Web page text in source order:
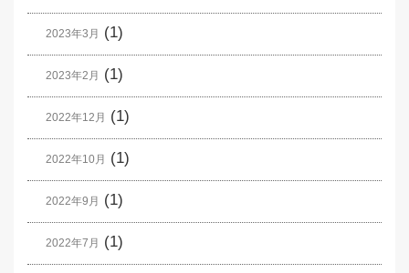
2023年3月 (1)
2023年2月 (1)
2022年12月 (1)
2022年10月 (1)
2022年9月 (1)
2022年7月 (1)